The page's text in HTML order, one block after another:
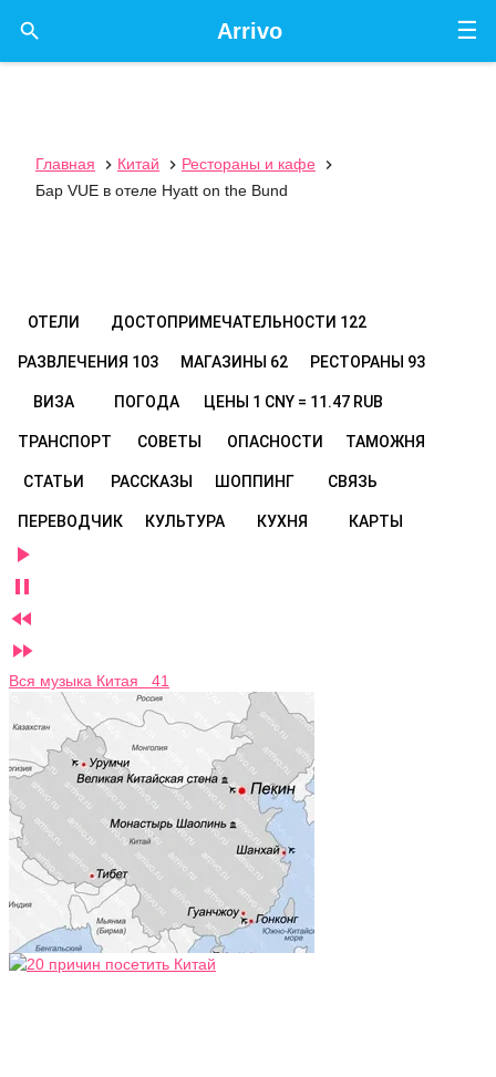
☰
Arrivo

Главная  Китай  Рестораны и кафе

Бар VUE в отеле Hyatt on the Bund
ОТЕЛИ ДОСТОПРИМЕЧАТЕЛЬНОСТИ 122
РАЗВЛЕЧЕНИЯ 103 МАГАЗИНЫ 62 РЕСТОРАНЫ 93
ВИЗА ПОГОДА ЦЕНЫ 1 CNY = 11.47 RUB
ТРАНСПОРТ СОВЕТЫ ОПАСНОСТИ ТАМОЖНЯ
СТАТЬИ РАССКАЗЫ ШОППИНГ СВЯЗЬ
ПЕРЕВОДЧИК КУЛЬТУРА КУХНЯ КАРТЫ




Вся музыка Китая 41